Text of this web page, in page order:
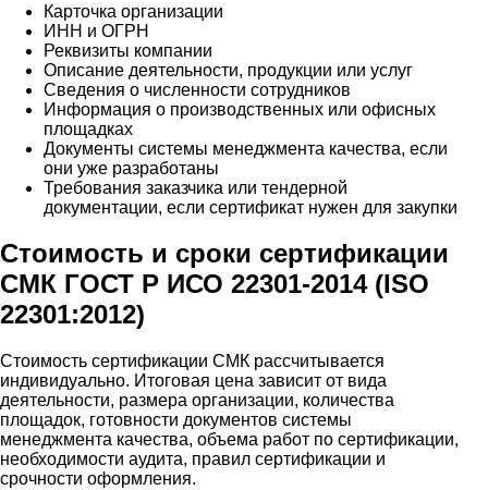
Карточка организации
ИНН и ОГРН
Реквизиты компании
Описание деятельности, продукции или услуг
Сведения о численности сотрудников
Информация о производственных или офисных
площадках
Документы системы менеджмента качества, если
они уже разработаны
Требования заказчика или тендерной
документации, если сертификат нужен для закупки
Стоимость и сроки сертификации
СМК ГОСТ Р ИСО 22301-2014 (ISO
22301:2012)
Стоимость сертификации СМК рассчитывается
индивидуально. Итоговая цена зависит от вида
деятельности, размера организации, количества
площадок, готовности документов системы
менеджмента качества, объема работ по сертификации,
необходимости аудита, правил сертификации и
срочности оформления.